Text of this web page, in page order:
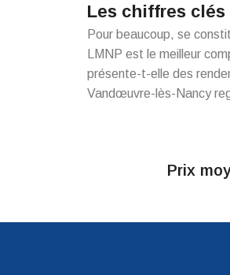
Les chiffres
Pour beaucoup, se
LMNP est le meilleur
présente-t-elle des
Vandœuvre-lès-Nancy
Prix